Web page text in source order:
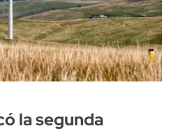
la segunda